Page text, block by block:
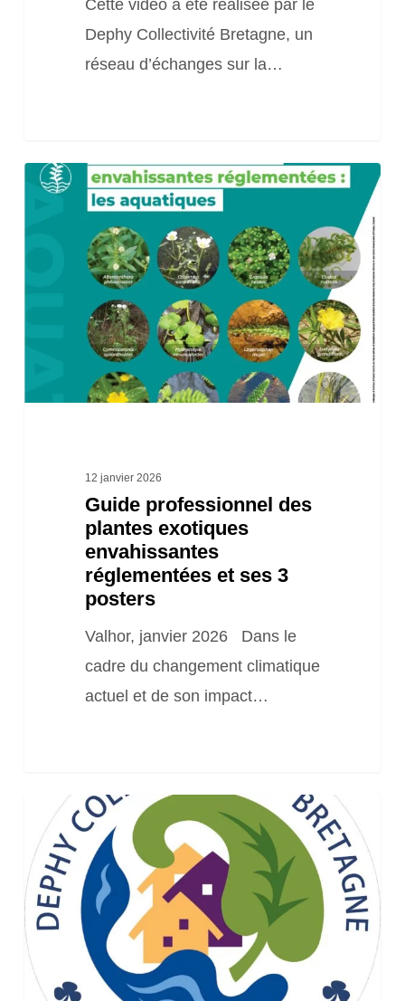
Cette vidéo a été réalisée par le
Dephy Collectivité Bretagne, un
réseau d’échanges sur la…
Guide
professionnel
envahissantes
réglementées
12 janvier 2026
Guide professionnel des
plantes exotiques
envahissantes
réglementées et ses 3
posters
Valhor, janvier 2026 Dans le
cadre du changement climatique
actuel et de son impact…
Réseau
Dephy
Collectivités
Bretagne
lance
sa